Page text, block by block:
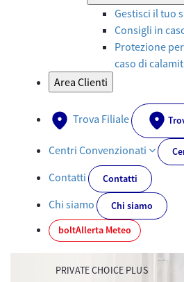
Gestisci il tuo
Consigli in
Protezione
caso di
Area Clienti
Trova Filiale
Centri Convenzionati
Contatti Contatti
Chi siamo
Chi siamo
boltAllerta Meteo
PRIVATE CHOICE PLUS